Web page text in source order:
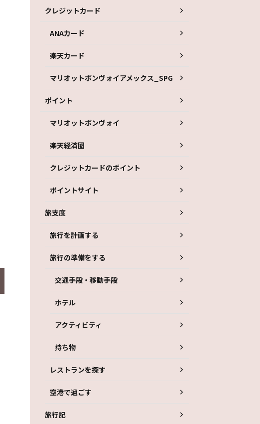
クレジットカード
ANAカード
楽天カード
マリオットボンヴォイアメックス_SPG
ポイント
マリオットボンヴォイ
楽天経済圏
クレジットカードのポイント
ポイントサイト
旅支度
旅行を計画する
旅行の準備をする
交通手段・移動手段
ホテル
アクティビティ
持ち物
レストランを探す
空港で過ごす
旅行記